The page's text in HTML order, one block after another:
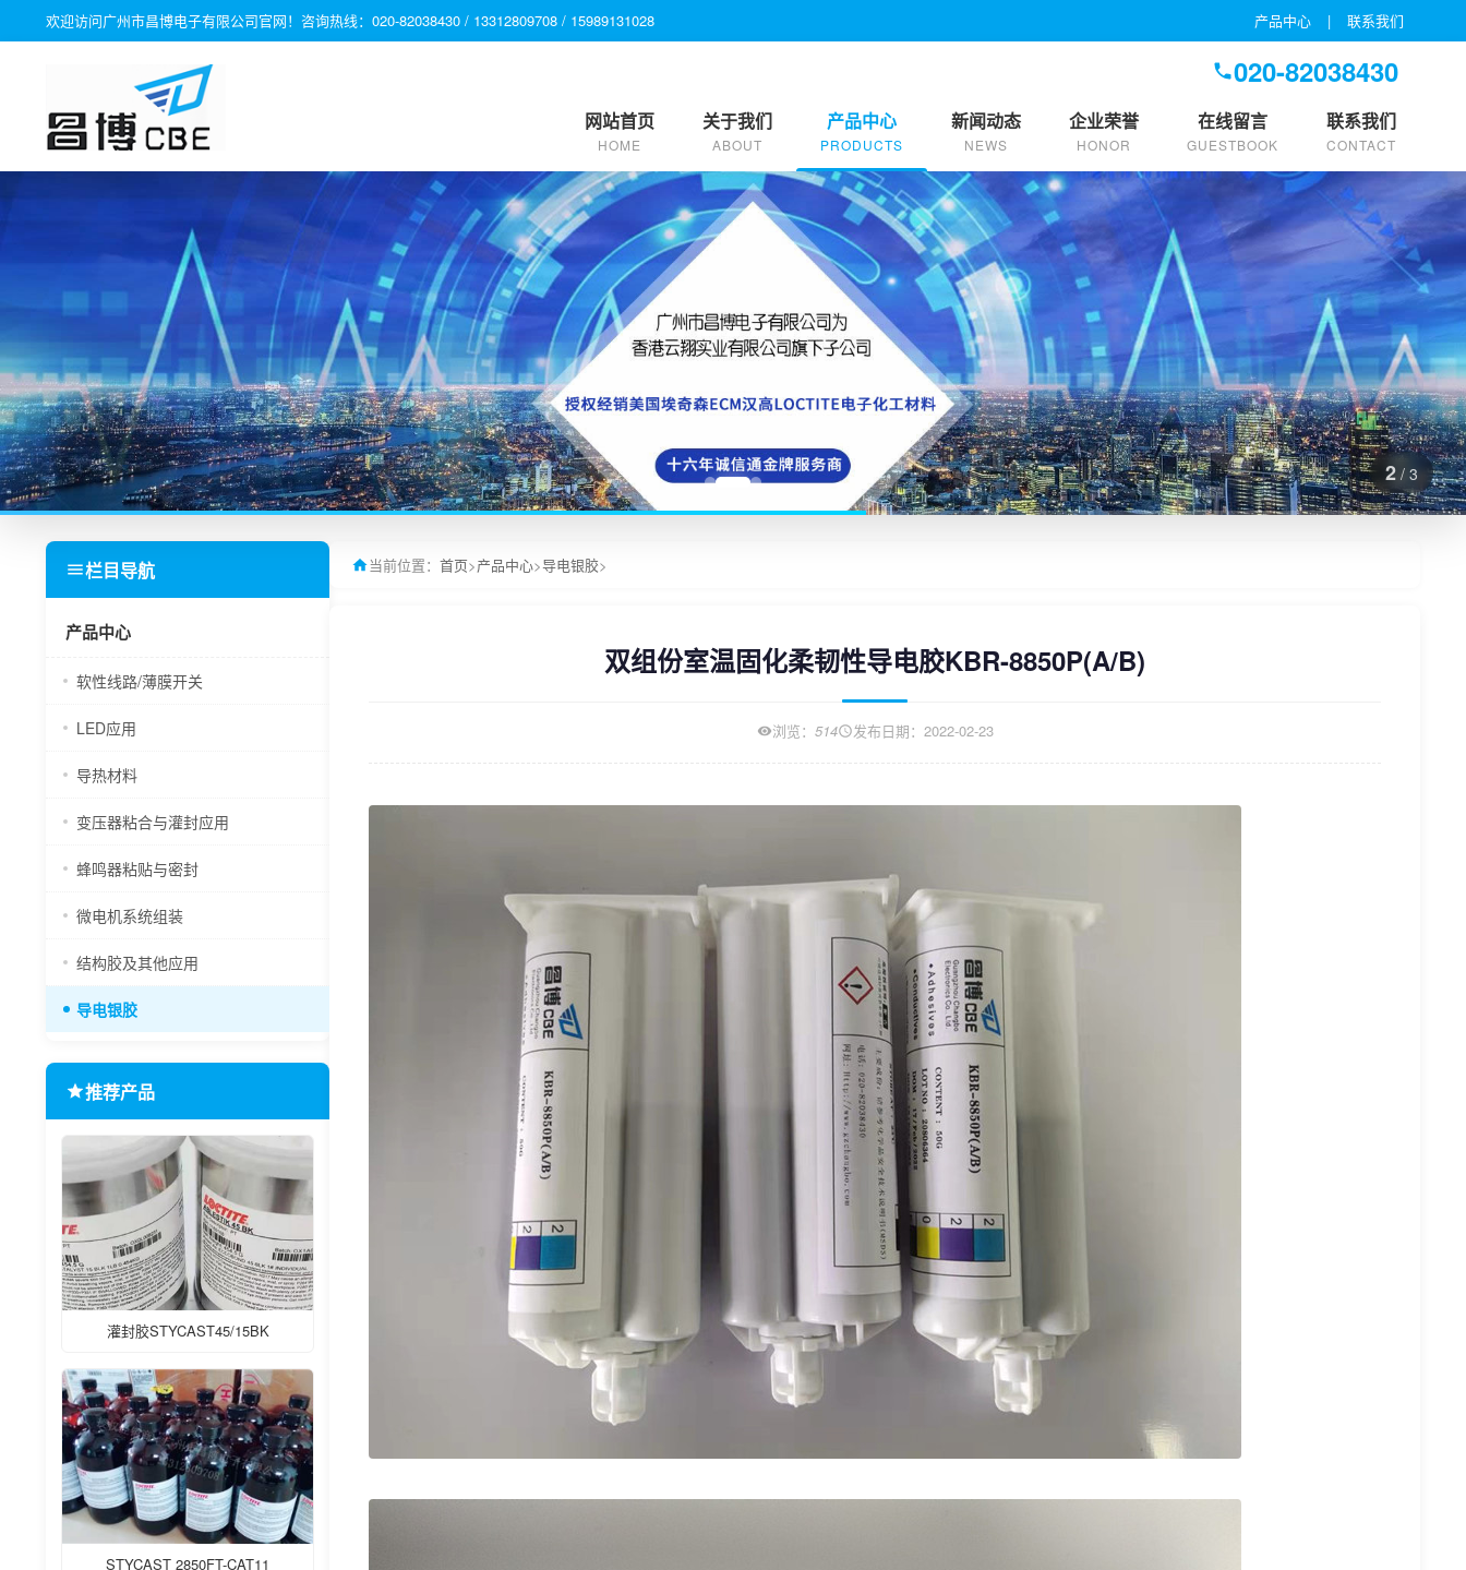
欢迎访问广州市昌博电子有限公司官网！咨询热线：020-82038430 / 13312809708 / 15989131028 产品中心 | 联系我们
020-82038430
网站首页
HOME
关于我们
ABOUT
产品中心
PRODUCTS
新闻动态
NEWS
企业荣誉
HONOR
在线留言
GUESTBOOK
联系我们
CONTACT
2 / 3
栏目导航
产品中心
软性线路/薄膜开关
LED应用
导热材料
变压器粘合与灌封应用
蜂鸣器粘贴与密封
微电机系统组装
结构胶及其他应用
导电银胶
推荐产品
灌封胶STYCAST45/15BK
STYCAST 2850FT-CAT11
当前位置： 首页>产品中心>导电银胶>
双组份室温固化柔韧性导电胶KBR-8850P(A/B)
浏览： 514 发布日期：2022-02-23